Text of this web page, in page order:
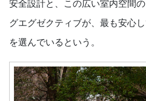
安全設計と、この広い室内空間
グエグゼクティブが、最も安心
を選んでいるという。